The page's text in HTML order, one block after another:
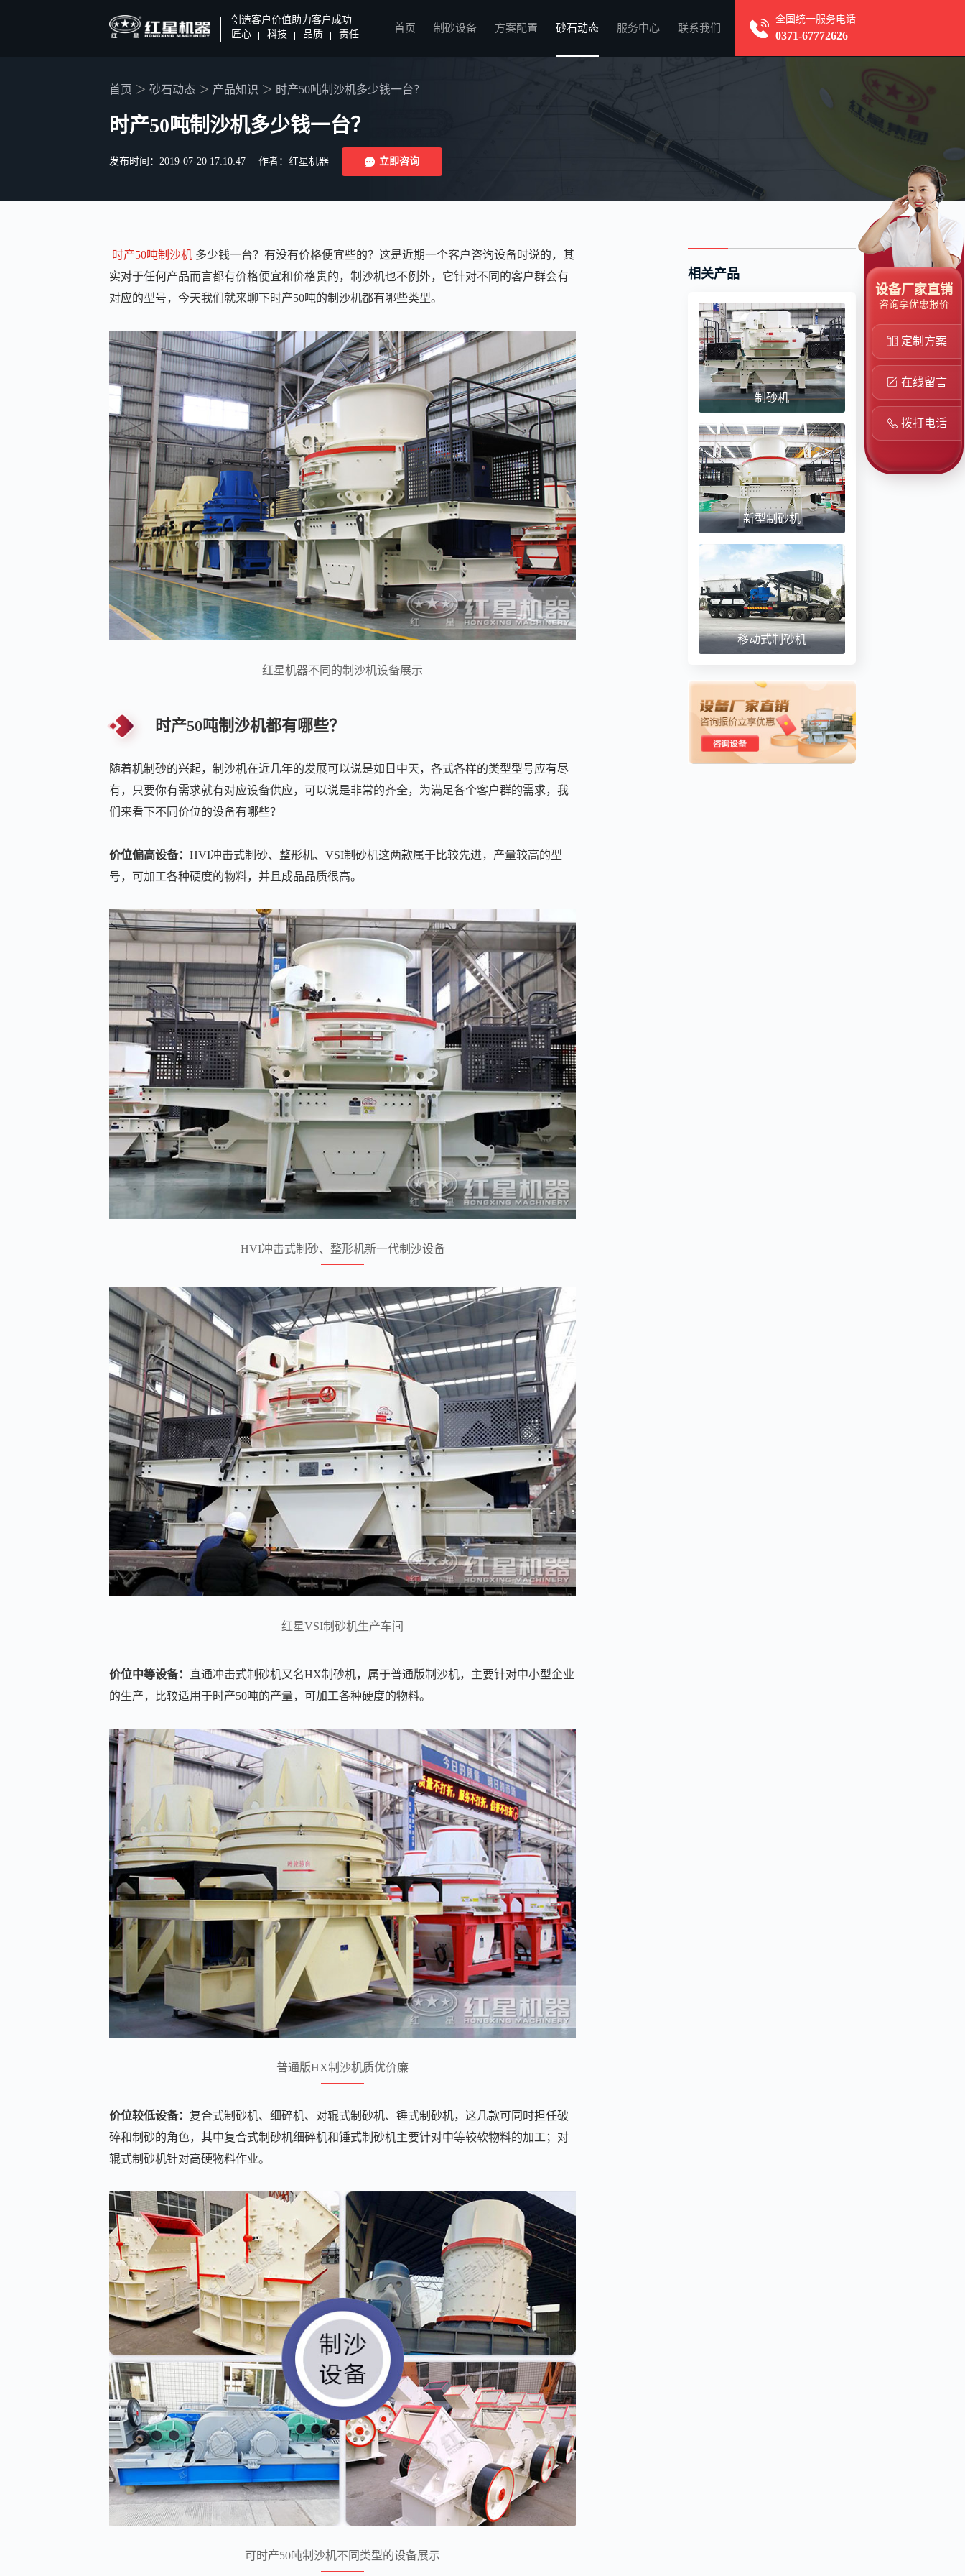
创造客户价值助力客户成功
匠心
科技 品质 责任
全国统一服务电话
0371-67772626
首页 制砂设备 方案配置 砂石动态 服务中心 联系我们
首页 砂石动态 产品知识 时产50吨制沙机多少钱一台？
时产50吨制沙机多少钱一台？
发布时间：2019-07-20 17:10:47 作者：红星机器 立即咨询
时产50吨制沙机 多少钱一台？有没有价格便宜些的？这是近期一个客户咨询设备时说的，其
实对于任何产品而言都有价格便宜和价格贵的，制沙机也不例外，它针对不同的客户群会有
对应的型号，今天我们就来聊下时产50吨的制沙机都有哪些类型。
红星机器不同的制沙机设备展示
时产50吨制沙机都有哪些？
随着机制砂的兴起，制沙机在近几年的发展可以说是如日中天，各式各样的类型型号应有尽
有，只要你有需求就有对应设备供应，可以说是非常的齐全，为满足各个客户群的需求，我
们来看下不同价位的设备有哪些？
价位偏高设备： HVI冲击式制砂、整形机、VSI制砂机这两款属于比较先进，产量较高的型
号，可加工各种硬度的物料，并且成品品质很高。
HVI冲击式制砂、整形机新一代制沙设备
红星VSI制砂机生产车间
价位中等设备： 直通冲击式制砂机又名HX制砂机，属于普通版制沙机，主要针对中小型企业
的生产，比较适用于时产50吨的产量，可加工各种硬度的物料。
普通版HX制沙机质优价廉
价位较低设备： 复合式制砂机、细碎机、对辊式制砂机、锤式制砂机，这几款可同时担任破
碎和制砂的角色，其中复合式制砂机细碎机和锤式制砂机主要针对中等较软物料的加工；对
辊式制砂机针对高硬物料作业。
可时产50吨制沙机不同类型的设备展示
相关产品
制砂机
新型制砂机
移动式制砂机
设备厂家直销
咨询享优惠报价
定制方案
在线留言
拨打电话